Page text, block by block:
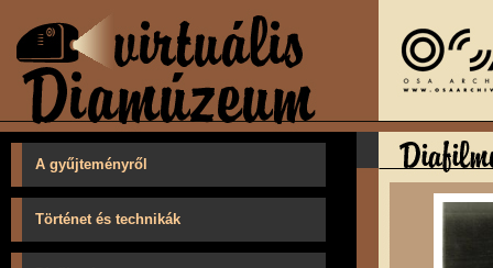
A gyűjteményről
Történet és technikák